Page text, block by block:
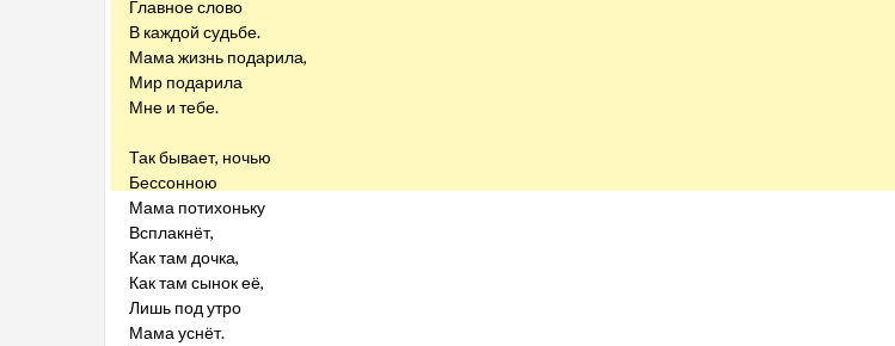
Главное слово
В каждой судьбе.
Мама жизнь подарила,
Мир подарила
Мне и тебе.
Так бывает, ночью
Бессонною
Мама потихоньку
Всплакнёт,
Как там дочка,
Как там сынок её,
Лишь под утро
Мама уснёт.